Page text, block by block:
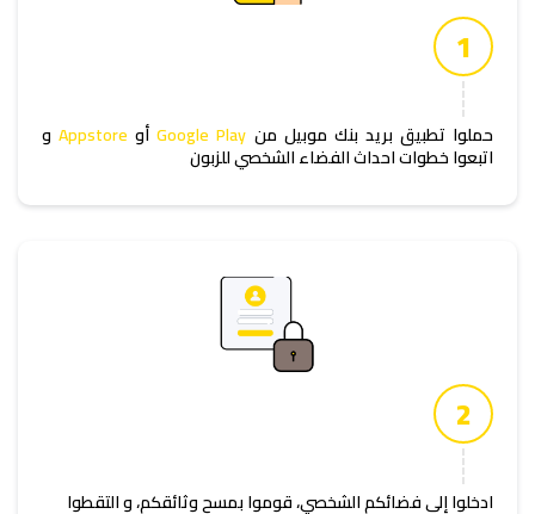
1
حملوا تطبيق بريد بنك موبيل من Google Playأو Appstoreو
اتبعوا خطوات احداث الفضاء الشخصي للزبون
2
ادخلوا إلى فضائكم الشخصي، قوموا بمسح وثائقكم، و التقطوا